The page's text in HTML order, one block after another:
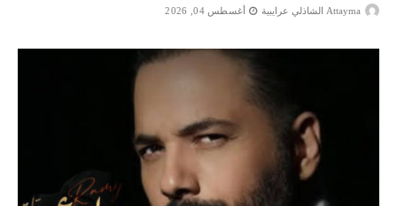
Attayma الشاذلي عرايبية أغسطس 04, 2026